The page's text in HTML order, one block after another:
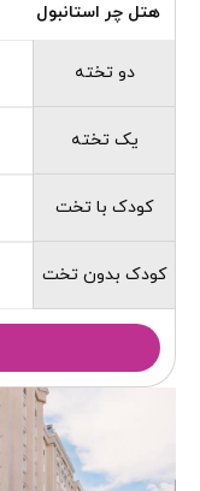
هتل چر استانبول
دو تخته
یک تخته
کودک با تخت
کودک بدون تخت